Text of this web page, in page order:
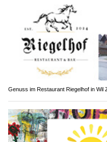
Genuss im Restaurant Riegelhof in Wil